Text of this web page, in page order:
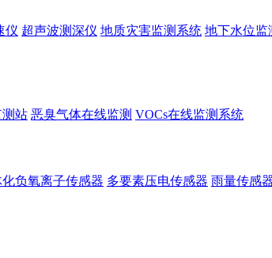
仪 超声波测深仪 地质灾害监测系统 地下水位监
测站 恶臭气体在线监测 VOCs在线监测系统
负氧离子传感器 多要素压电传感器 雨量传感